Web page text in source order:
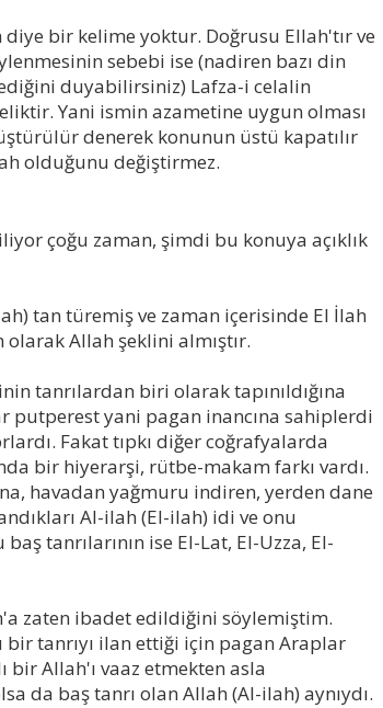
bir kelime yoktur. Doğrusu Ellah'tır ve
sebebi ise (nadiren bazı din
duyabilirsiniz) Lafza-i celalin
Yani ismin azametine uygun olması
denerek konunun üstü kapatılır
olduğunu değiştirmez.
çoğu zaman, şimdi bu konuya açıklık
tan türemiş ve zaman içerisinde El İlah
Allah şeklini almıştır.
tanrılardan biri olarak tapınıldığına
yani pagan inancına sahiplerdi
Fakat tıpkı diğer coğrafyalarda
bir hiyerarşi, rütbe-makam farkı vardı.
havadan yağmuru indiren, yerden dane
Al-ilah (El-ilah) idi ve onu
tanrılarının ise El-Lat, El-Uzza, El-
zaten ibadet edildiğini söylemiştim.
tanrıyı ilan ettiği için pagan Araplar
Allah'ı vaaz etmekten asla
da baş tanrı olan Allah (Al-ilah) aynıydı.